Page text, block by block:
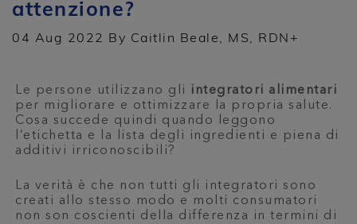
attenzione?
04 Aug 2022 By Caitlin Beale, MS, RDN+
Le persone utilizzano gli
integratori alimentari
per migliorare e ottimizzare la propria salute.
Cosa succede quindi quando leggono
l’etichetta e la lista degli ingredienti e piena di
additivi irriconoscibili?
La verità è che non tutti gli integratori sono
creati allo stesso modo e molti consumatori
non son coscienti della differenza in termini di